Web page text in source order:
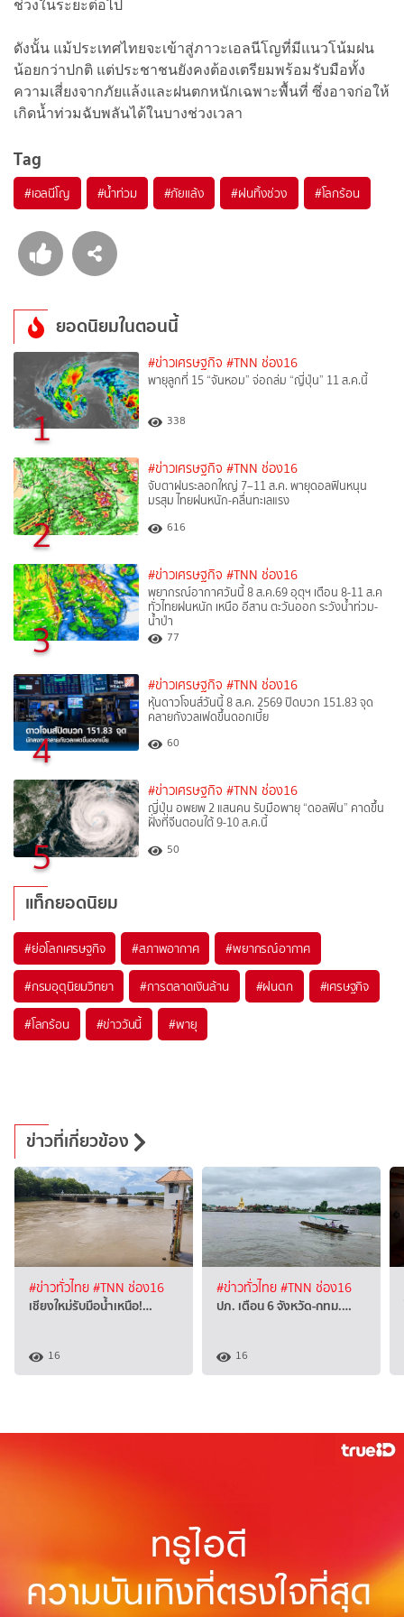
ช่วงในระยะต่อไป
ดังนั้น แม้ประเทศไทยจะเข้าสู่ภาวะเอลนีโญที่มีแนวโน้มฝน
น้อยกว่าปกติ แต่ประชาชนยังคงต้องเตรียมพร้อมรับมือทั้ง
ความเสี่ยงจากภัยแล้งและฝนตกหนักเฉพาะพื้นที่ ซึ่งอาจก่อให้
เกิดน้ำท่วมฉับพลันได้ในบางช่วงเวลา
Tag
#เอลนีโญ #น้ำท่วม #ภัยแล้ง #ฝนทิ้งช่วง #โลกร้อน
ยอดนิยมในตอนนี้
1
#ข่าวเศรษฐกิจ #TNN ช่อง16
พายุลูกที่ 15 “จันหอม” จ่อถล่ม “ญี่ปุ่น” 11 ส.ค.นี้
338
2
#ข่าวเศรษฐกิจ #TNN ช่อง16
จับตาฝนระลอกใหญ่ 7–11 ส.ค. พายุดอลฟินหนุน
มรสุม ไทยฝนหนัก-คลื่นทะเลแรง
616
3
#ข่าวเศรษฐกิจ #TNN ช่อง16
พยากรณ์อากาศวันนี้ 8 ส.ค.69 อุตุฯ เตือน 8-11 ส.ค
ทั่วไทยฝนหนัก เหนือ อีสาน ตะวันออก ระวังน้ำท่วม-
น้ำป่า
77
4
#ข่าวเศรษฐกิจ #TNN ช่อง16
หุ้นดาวโจนส์วันนี้ 8 ส.ค. 2569 ปิดบวก 151.83 จุด
คลายกังวลเฟดขึ้นดอกเบี้ย
60
5
#ข่าวเศรษฐกิจ #TNN ช่อง16
ญี่ปุ่น อพยพ 2 แสนคน รับมือพายุ “ดอลฟิน” คาดขึ้น
ฝั่งที่จีนตอนใต้ 9-10 ส.ค.นี้
50
แท็กยอดนิยม
#ย่อโลกเศรษฐกิจ #สภาพอากาศ #พยากรณ์อากาศ
#กรมอุตุนิยมวิทยา #การตลาดเงินล้าน #ฝนตก #เศรษฐกิจ
#โลกร้อน #ข่าววันนี้ #พายุ
ข่าวที่เกี่ยวข้อง
#ข่าวทั่วไทย#TNN ช่อง16
เชียงใหม่รับมือน้ำเหนือ!…
16
#ข่าวทั่วไทย#TNN ช่อง16
ปภ. เตือน 6 จังหวัด-กทม.…
16